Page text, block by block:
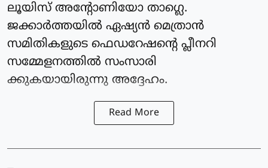
ലൂയിസ് അന്റോണിയോ താഗ്ലെ.
ജക്കാര്‍ത്തയില്‍ ഏഷ്യന്‍ മെത്രാൻ
സമിതികളുടെ ഫെഡറേഷന്റെ പ്ലീനറി
സമ്മേളനത്തില്‍ സംസാരി
ക്കുകയായിരുന്നു അദ്ദേഹം.
Read More